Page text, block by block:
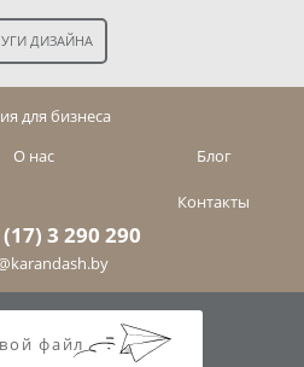
для бизнеса
О нас Блог
Контакты
3 290 290
файл